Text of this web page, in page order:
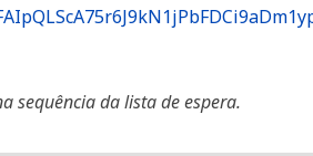
sequência da lista de espera.